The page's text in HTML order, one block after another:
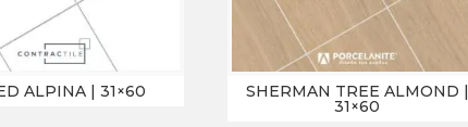
ALPINA | 31×60 SHERMAN TREE ALMOND |
31×60